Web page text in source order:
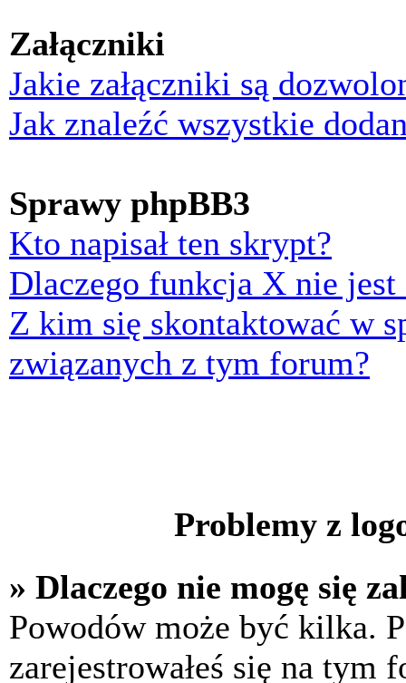
Załączniki
Jakie załączniki są
Jak znaleźć wszystkie
Sprawy phpBB3
Kto napisał ten skrypt?
Dlaczego funkcja X nie jest
Z kim się skontaktować w
związanych z tym forum?
Problemy z
» Dlaczego nie mogę się
Powodów może być kilka.
zarejestrowałeś się na tym